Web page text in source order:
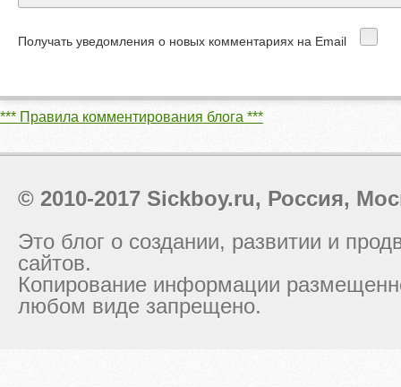
Получать уведомления о новых комментариях на Email
*** Правила комментирования блога ***
© 2010-2017 Sickboy.ru, Россия,
Это блог о создании, развитии и
сайтов.
Копирование информации
любом виде запрещено.